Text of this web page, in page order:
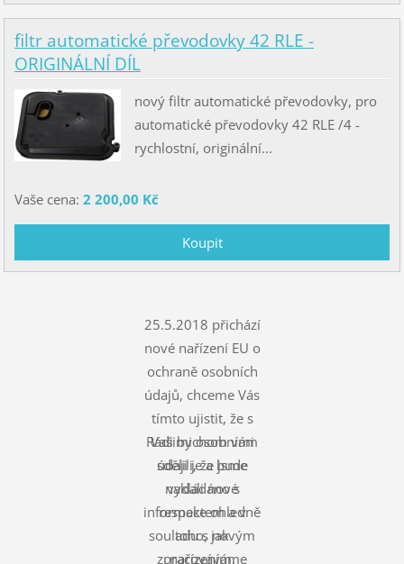
filtr automatické převodovky 42 RLE -
ORIGINÁLNÍ DÍL
nový filtr automatické převodovky, pro
automatické převodovky 42 RLE /4 -
rychlostní, originální...
Vaše cena: 2 200,00 Kč
25.5.2018 přichází
nové nařízení EU o
ochraně osobních
údajů, chceme Vás
tímto ujistit, že s
Vašimi osobními
údaji je a bude
nakládáno s
respektem a v
souladu s novým
nařízením.
Rádi bychom vám
sdělili, že jsme
vydali nové
informace ohledně
toho, jak
zpracováváme